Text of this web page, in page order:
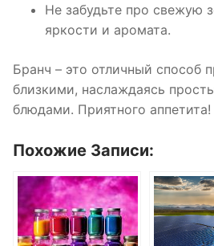
Не забудьте про свежую
яркости и аромата.
Бранч – это отличный способ
близкими, наслаждаясь
блюдами. Приятного аппетита!
Похожие Записи: